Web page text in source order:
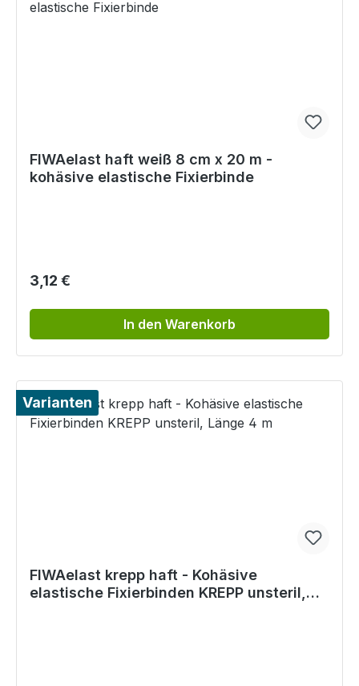
FIWAelast haft weiß 8 cm x 20 m -
kohäsive elastische Fixierbinde
Regulärer Preis:
3,12 €
In den Warenkorb
Varianten
FIWAelast krepp haft - Kohäsive
elastische Fixierbinden KREPP unsteril,